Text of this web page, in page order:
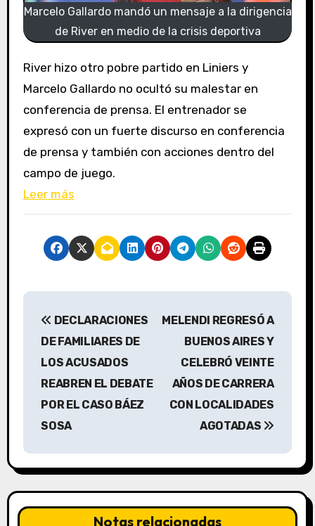
Marcelo Gallardo mandó un mensaje a la dirigencia
de River en medio de la crisis deportiva
River hizo otro pobre partido en Liniers y
Marcelo Gallardo no ocultó su malestar en
conferencia de prensa. El entrenador se
expresó con un fuerte discurso en conferencia
de prensa y también con acciones dentro del
campo de juego.
Leer más
N
a
c
i
DECLARACIONES
DE FAMILIARES DE
LOS ACUSADOS
REABREN EL DEBATE
POR EL CASO BÁEZ
SOSA
MELENDI REGRESÓ A
BUENOS AIRES Y
CELEBRÓ VEINTE
AÑOS DE CARRERA
CON LOCALIDADES
AGOTADAS
Notas relacionadas